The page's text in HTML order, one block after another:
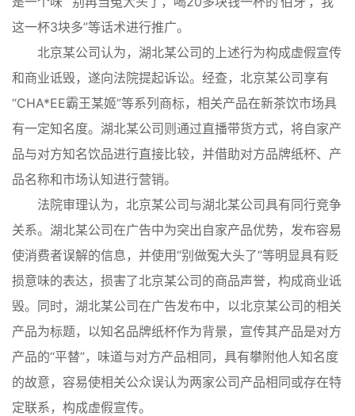
这一杯3块多”等话术进行推广。
北京某公司认为，湖北某公司的上述行为构成虚假宣传
和商业诋毁，遂向法院提起诉讼。经查，北京某公司享有
“CHA*EE霸王某姬”等系列商标，相关产品在新茶饮市场具
有一定知名度。湖北某公司则通过直播带货方式，将自家产
品与对方知名饮品进行直接比较，并借助对方品牌纸杯、产
品名称和市场认知进行营销。
法院审理认为，北京某公司与湖北某公司具有同行竞争
关系。湖北某公司在广告中为突出自家产品优势，发布容易
使消费者误解的信息，并使用“别做冤大头了”等明显具有贬
损意味的表达，损害了北京某公司的商品声誉，构成商业诋
毁。同时，湖北某公司在广告发布中，以北京某公司的相关
产品为标题，以知名品牌纸杯作为背景，宣传其产品是对方
产品的“平替”，味道与对方产品相同，具有攀附他人知名度
的故意，容易使相关公众误认为两家公司产品相同或存在特
定联系，构成虚假宣传。